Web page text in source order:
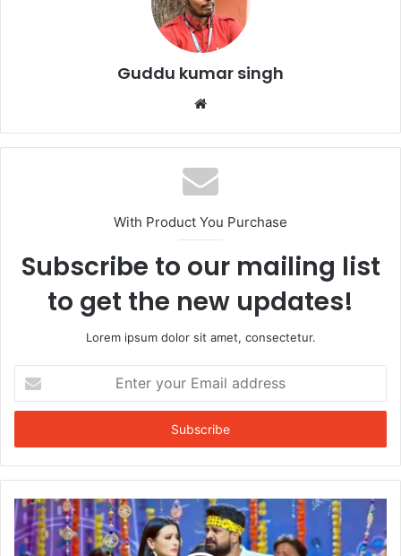
p
Guddu kumar singh
Website
With Product You Purchase
Subscribe to our mailing list
to get the new updates!
Lorem ipsum dolor sit amet, consectetur.
your
Email